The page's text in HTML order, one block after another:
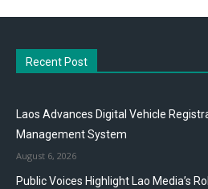
Recent Post
Laos Advances Digital Vehicle
Management System
August 6, 2026
Public Voices Highlight Lao Media’s